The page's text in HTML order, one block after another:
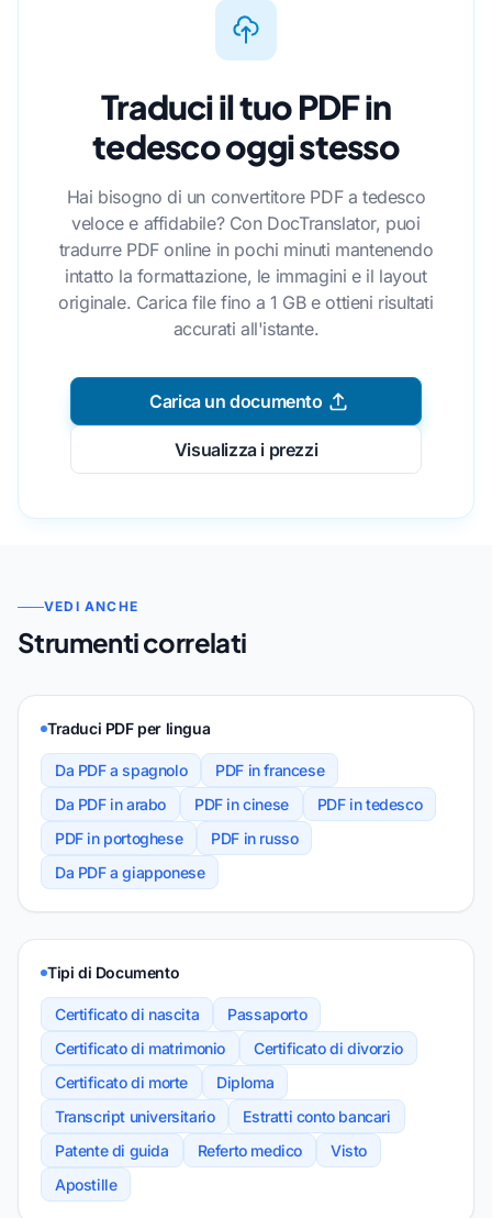
Traduci il tuo PDF in
tedesco oggi stesso
Hai bisogno di un convertitore PDF a tedesco
veloce e affidabile? Con DocTranslator, puoi
tradurre PDF online in pochi minuti mantenendo
intatto la formattazione, le immagini e il layout
originale. Carica file fino a 1 GB e ottieni risultati
accurati all'istante.
Carica un documento
Visualizza i prezzi
VEDI ANCHE
Strumenti correlati
Traduci PDF per lingua
Da PDF a spagnolo
PDF in francese
Da PDF in arabo
PDF in cinese
PDF in tedesco
PDF in portoghese
PDF in russo
Da PDF a giapponese
Tipi di Documento
Certificato di nascita
Passaporto
Certificato di matrimonio
Certificato di divorzio
Certificato di morte
Diploma
Transcript universitario
Estratti conto bancari
Patente di guida
Referto medico
Visto
Apostille